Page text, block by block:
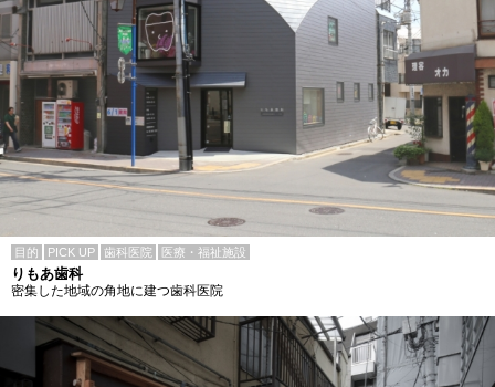
目的 PICK UP 歯科医院 医療・福祉施設
りもあ歯科
密集した地域の角地に建つ歯科医院